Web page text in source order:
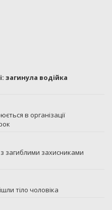
загинула водійка
в організації
загиблими захисниками
тіло чоловіка